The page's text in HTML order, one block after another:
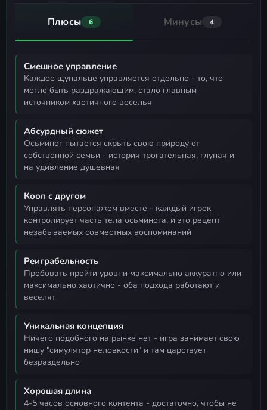
Плюсы 6 Минусы 4
Смешное управление
каждое щупальце управляется отдельно - то, что
могло быть раздражающим, стало главным
источником хаотичного веселья
Абсурдный сюжет
осьминог пытается скрыть свою природу от
собственной семьи - история трогательная, глупая и
на удивление душевная
Кооп с другом
управлять персонажем вместе - каждый игрок
контролирует часть тела осьминога, и это рецепт
незабываемых совместных воспоминаний
Реиграбельность
пробовать пройти уровни максимально аккуратно или
максимально хаотично - оба подхода работают и
веселят
Уникальная концепция
ничего подобного на рынке нет - игра занимает свою
нишу "симулятор неловкости" и там царствует
безраздельно
Хорошая длина
4-5 часов основного контента - достаточно, чтобы не